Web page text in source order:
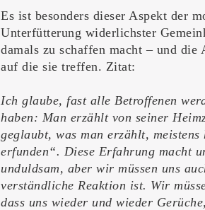
Es ist besonders dieser Aspekt der
Unterfütterung widerlichster
damals zu schaffen macht – und die
auf die sie treffen. Zitat:
Ich glaube, fast alle Betroffenen
haben: Man erzählt von seiner
geglaubt, was man erzählt,
erfunden“. Diese Erfahrung macht
unduldsam, aber wir müssen uns
verständliche Reaktion ist. Wir
dass uns wieder und wieder